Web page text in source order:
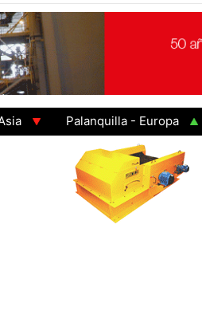
Palanquilla - Europa